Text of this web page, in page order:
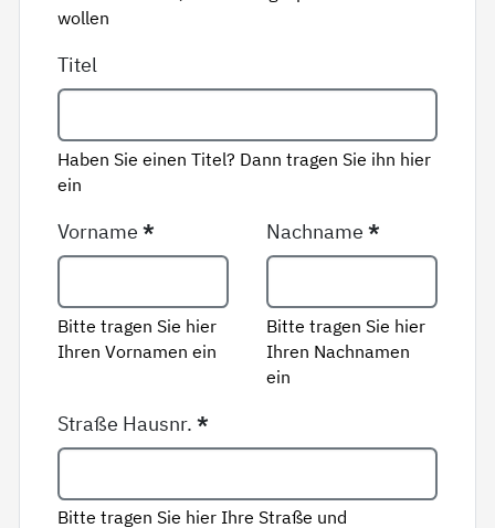
wollen
Titel
Haben Sie einen Titel? Dann tragen Sie ihn hier
ein
Vorname*
Bitte tragen Sie hier
Ihren Vornamen ein
Nachname*
Bitte tragen Sie hier
Ihren Nachnamen
ein
Straße Hausnr.*
Bitte tragen Sie hier Ihre Straße und